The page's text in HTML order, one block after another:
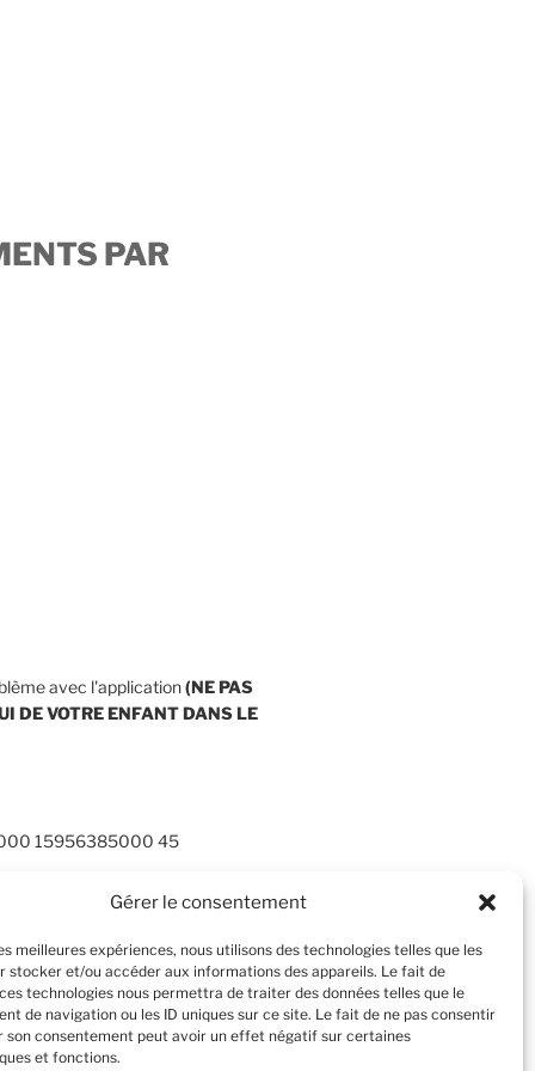
Gérer le consentement
meilleures expériences, nous utilisons des technologies telles que les
stocker et/ou accéder aux informations des appareils. Le fait de
technologies nous permettra de traiter des données telles que le
de navigation ou les ID uniques sur ce site. Le fait de ne pas consentir
son consentement peut avoir un effet négatif sur certaines
et fonctions.
PAR
avec l'application(NE PAS
DE VOTRE ENFANTDANS LE
15956385000 45